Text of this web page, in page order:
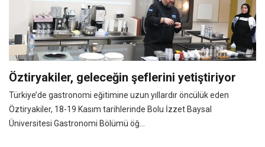
Öztiryakiler, geleceğin şeflerini yetiştiriyor
Türkiye’de gastronomi eğitimine uzun yıllardır öncülük eden
Öztiryakiler, 18-19 Kasım tarihlerinde Bolu İzzet Baysal
Üniversitesi Gastronomi Bölümü öğ...